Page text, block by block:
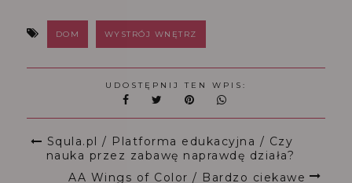
DOM WYSTRÓJ WNĘTRZ
UDOSTĘPNIJ TEN WPIS:
Squla.pl / Platforma edukacyjna / Czy
nauka przez zabawę naprawdę działa?
AA Wings of Color / Bardzo ciekawe